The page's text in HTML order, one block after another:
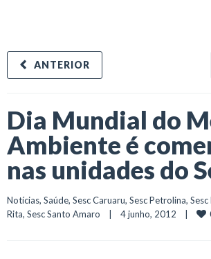
ANTERIOR
Dia Mundial do
Ambiente é
nas unidades do
Notícias, Saúde, Sesc Caruaru, Sesc Petrolina,
Rita, Sesc Santo Amaro
    |    4 junho, 2012    |